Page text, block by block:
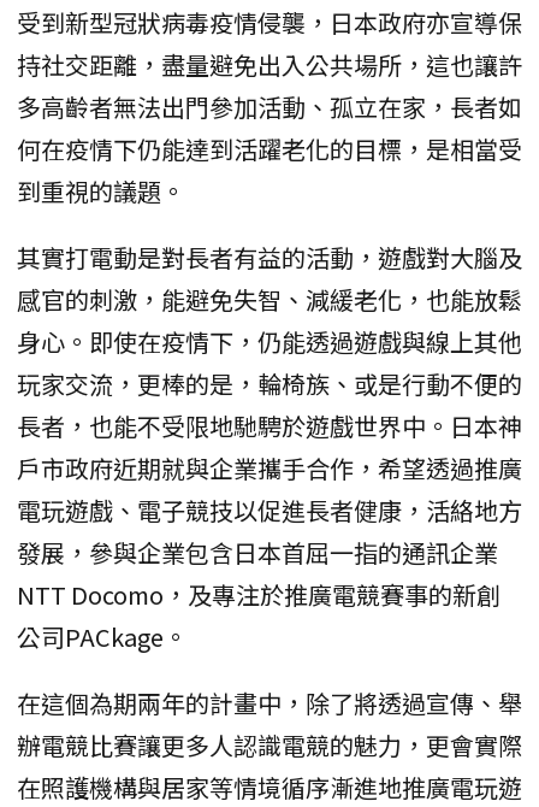
受到新型冠狀病毒疫情侵襲，日本政府亦宣導保
持社交距離，盡量避免出入公共場所，這也讓許
多高齡者無法出門參加活動、孤立在家，長者如
何在疫情下仍能達到活躍老化的目標，是相當受
到重視的議題。
其實打電動是對長者有益的活動，遊戲對大腦及
感官的刺激，能避免失智、減緩老化，也能放鬆
身心。即使在疫情下，仍能透過遊戲與線上其他
玩家交流，更棒的是，輪椅族、或是行動不便的
長者，也能不受限地馳騁於遊戲世界中。日本神
戶市政府近期就與企業攜手合作，希望透過推廣
電玩遊戲、電子競技以促進長者健康，活絡地方
發展，參與企業包含日本首屈一指的通訊企業
NTT Docomo，及專注於推廣電競賽事的新創
公司PACkage。
在這個為期兩年的計畫中，除了將透過宣傳、舉
辦電競比賽讓更多人認識電競的魅力，更會實際
在照護機構與居家等情境循序漸進地推廣電玩遊